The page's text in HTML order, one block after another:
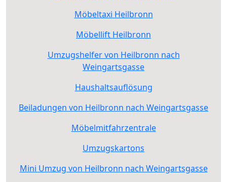
Möbeltaxi Heilbronn
Möbellift Heilbronn
Umzugshelfer von Heilbronn nach
Weingartsgasse
Haushaltsauflösung
Beiladungen von Heilbronn nach Weingartsgasse
Möbelmitfahrzentrale
Umzugskartons
Mini Umzug von Heilbronn nach Weingartsgasse